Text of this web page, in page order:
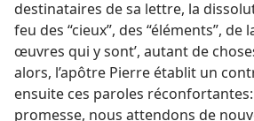
destinataires de sa lettre, la
feu des “cieux”, des “éléments”, de
œuvres qui y sont’, autant de
alors, l’apôtre Pierre établit un
ensuite ces paroles réconfortantes:
promesse, nous attendons de